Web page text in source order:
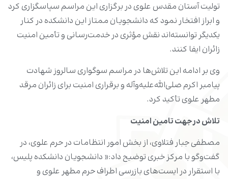
تولیت آستان مقدس علوی در برگزاری این مراسم سپاسگزاری کرد
و ابراز افتخار نمود که دانشجویان ممتاز این دانشکده در کنار
یکدیگر توانسته‌اند نقش مؤثری در خدمت‌رسانی و تأمین امنیت
زائران ایفا کنند.
وی بر ادامه این تلاش‌ها در مراسم سوگواری سالروز شهادت
پیامبر اکرم صلی‌الله‌علیه‌وآله و برقراری امنیت برای زائران مرقد
مطهر علوی تأکید کرد.
تلاش‌ در جهت تامین امنیت
مصطفی جبار فتلاوی، از بخش امور انتظامات در حرم علوی، در
گفت‌وگو با مرکز خبری توضیح داد:« دانشجویان دانشکده پلیس،
با استقرار در ایست‌های بازرسی اطراف حرم مطهر علوی و